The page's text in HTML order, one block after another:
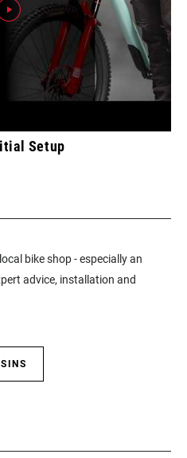
Setup
bike shop - especially an
advice, installation and